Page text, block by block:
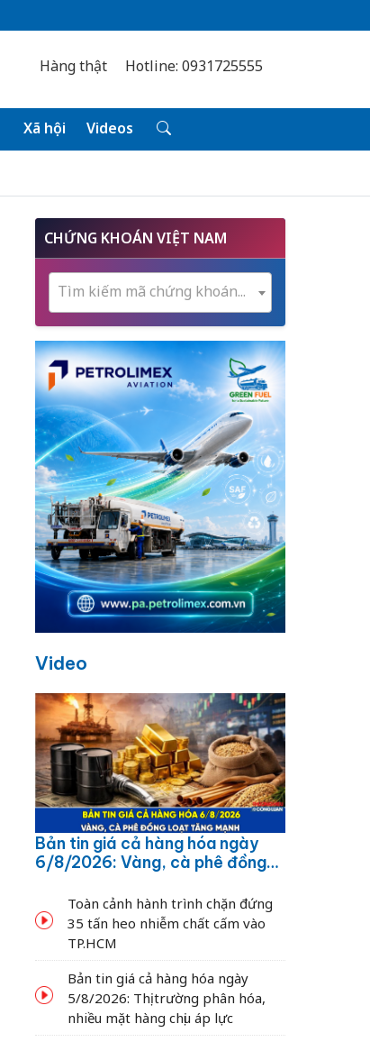
Hàng thật Hotline: 0931725555
Xã hội Videos
CHỨNG KHOÁN VIỆT NAM
Tìm kiếm mã chứng khoán...
Video
Bản tin giá cả hàng hóa ngày
6/8/2026: Vàng, cà phê đồng
Toàn cảnh hành trình chặn đứng
35 tấn heo nhiễm chất cấm vào
TP.HCM
Bản tin giá cả hàng hóa ngày
5/8/2026: Thị trường phân hóa,
nhiều mặt hàng chịu áp lực